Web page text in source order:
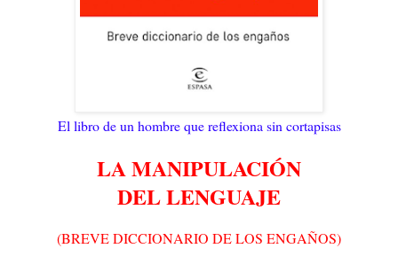
El libro de un hombre que reflexiona sin cortapisas
LA MANIPULACIÓN
DEL LENGUAJE
(BREVE DICCIONARIO DE LOS ENGAÑOS)